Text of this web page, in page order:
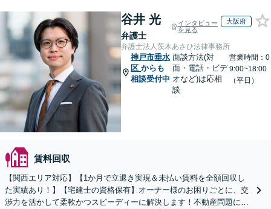
谷井 光
弁護士
インタビュー
を見る
大阪府
弁護士法人茨木あさひ法律事務所
神戸市垂水
区 からも
相談受付中
面談方法(対
面・電話・ビデ
オなど)は応相
談
営業時間：0
9:00~18:00
（平日）
賃料回収
【関西エリア対応】【1か月で立退き実現＆未払い賃料を全額回収し
た実績あり！】【宅建士の資格保有】オーナー様のお困りごとに、交
渉力を活かして柔軟かつスピーディーに解決します！不動産問題に幅